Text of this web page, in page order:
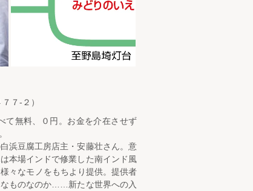
７-２）
て無料、０円。お金を介在させず
浜豆腐工房店主・安藤壮さん。意
本場インドで修業した南インド風
々なモノをもちより提供。提供者
なものなのか……新たな世界への入